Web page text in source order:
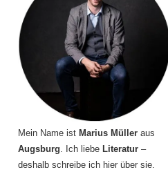
Mein Name ist Marius Müller aus
Augsburg. Ich liebe Literatur –
deshalb schreibe ich hier über sie.